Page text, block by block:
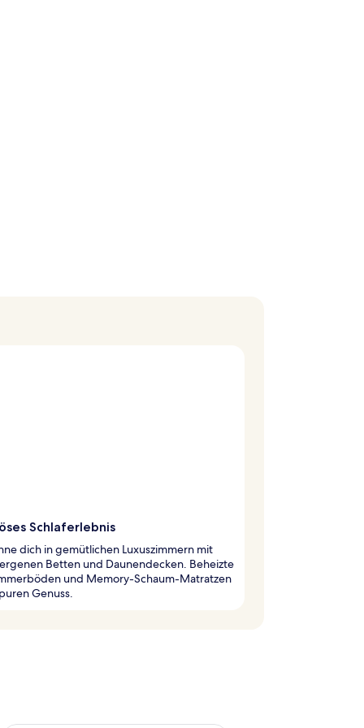
Schlaferlebnis
dich in gemütlichen Luxuszimmern mit
Betten und Daunendecken. Beheizte
und Memory-Schaum-Matratzen
Genuss.